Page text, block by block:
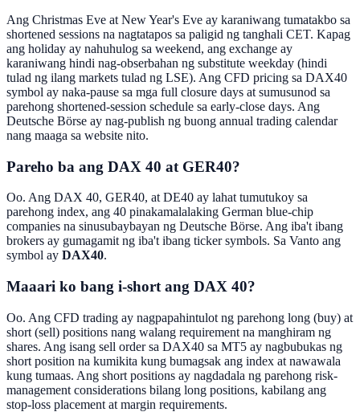
Ang Christmas Eve at New Year's Eve ay karaniwang tumatakbo sa
shortened sessions na nagtatapos sa paligid ng tanghali CET. Kapag
ang holiday ay nahuhulog sa weekend, ang exchange ay
karaniwang hindi nag-obserbahan ng substitute weekday (hindi
tulad ng ilang markets tulad ng LSE). Ang CFD pricing sa DAX40
symbol ay naka-pause sa mga full closure days at sumusunod sa
parehong shortened-session schedule sa early-close days. Ang
Deutsche Börse ay nag-publish ng buong annual trading calendar
nang maaga sa website nito.
Pareho ba ang DAX 40 at GER40?
Oo. Ang DAX 40, GER40, at DE40 ay lahat tumutukoy sa
parehong index, ang 40 pinakamalalaking German blue-chip
companies na sinusubaybayan ng Deutsche Börse. Ang iba't ibang
brokers ay gumagamit ng iba't ibang ticker symbols. Sa Vanto ang
symbol ay DAX40.
Maaari ko bang i-short ang DAX 40?
Oo. Ang CFD trading ay nagpapahintulot ng parehong long (buy) at
short (sell) positions nang walang requirement na manghiram ng
shares. Ang isang sell order sa DAX40 sa MT5 ay nagbubukas ng
short position na kumikita kung bumagsak ang index at nawawala
kung tumaas. Ang short positions ay nagdadala ng parehong risk-
management considerations bilang long positions, kabilang ang
stop-loss placement at margin requirements.